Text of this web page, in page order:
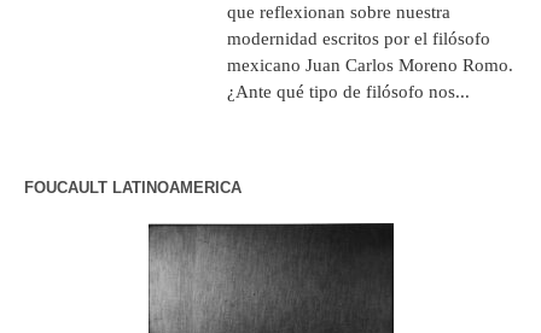
que reflexionan sobre nuestra
modernidad escritos por el filósofo
mexicano Juan Carlos Moreno Romo.
¿Ante qué tipo de filósofo nos...
FOUCAULT LATINOAMERICA